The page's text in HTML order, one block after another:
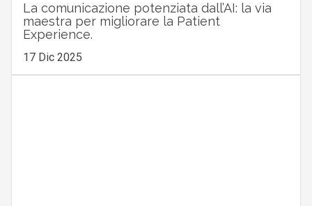
La comunicazione potenziata dall’AI: la via
maestra per migliorare la Patient
Experience.
17 Dic 2025